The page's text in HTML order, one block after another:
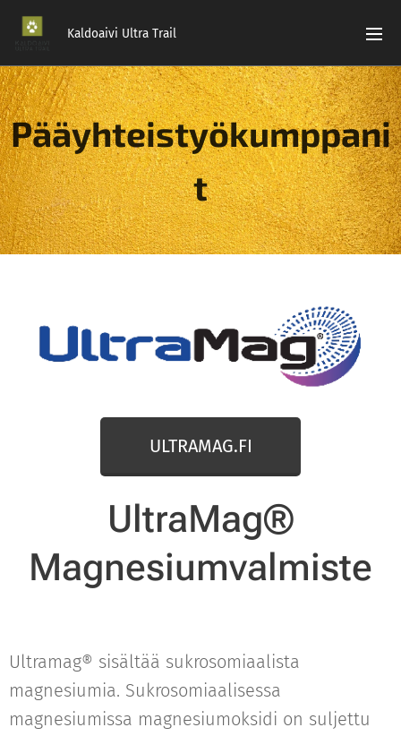
Kaldoaivi Ultra Trail
Pääyhteistyökumppani
t
ULTRAMAG.FI
UltraMag®
Magnesiumvalmiste
Ultramag® sisältää sukrosomiaalista
magnesiumia. Sukrosomiaalisessa
magnesiumissa magnesiumoksidi on suljettu